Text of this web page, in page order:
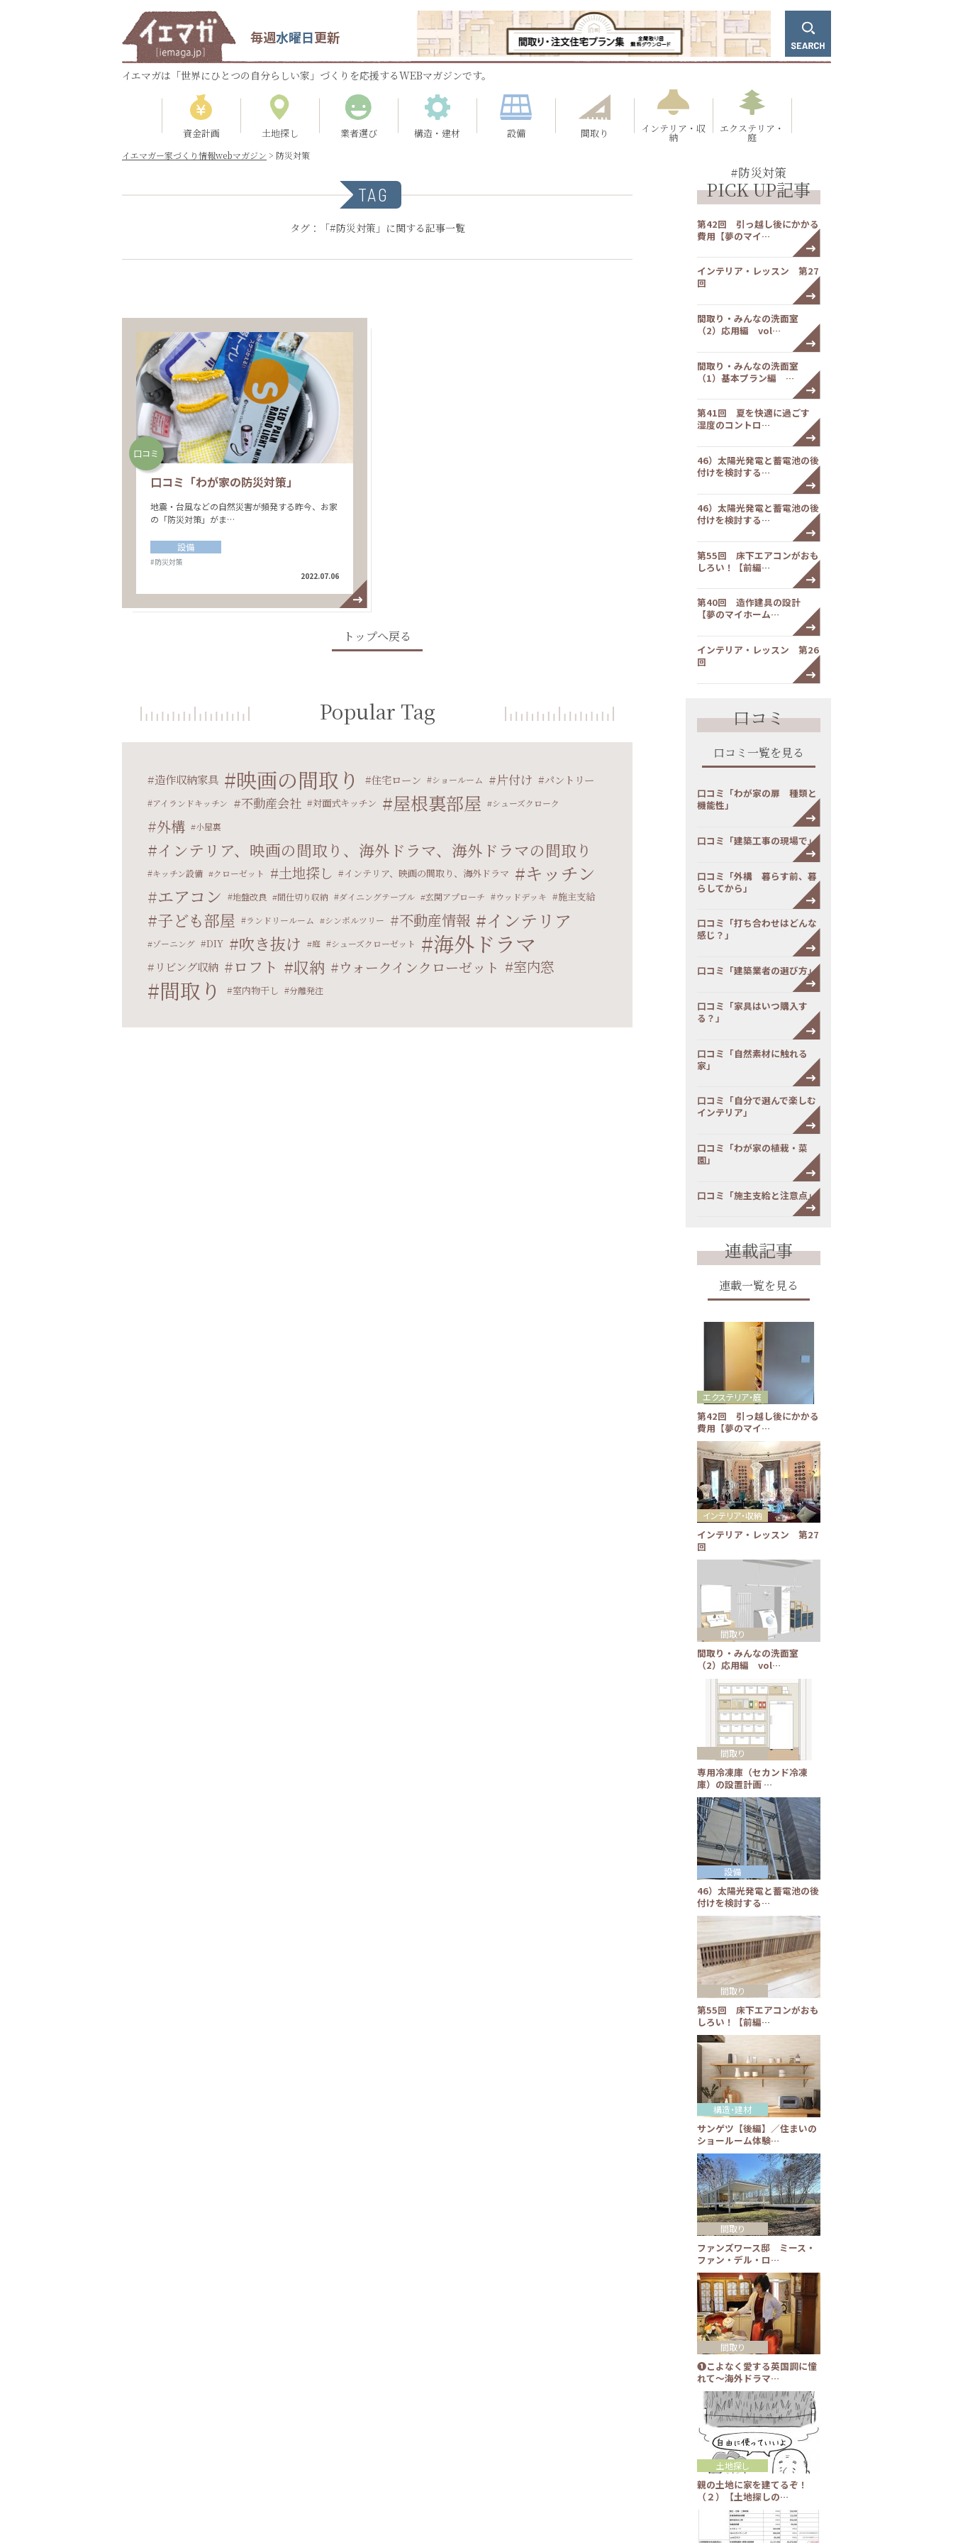
毎週水曜日更新
イエマガは「世界にひとつの自分らしい家」づくりを応援するWEBマガジンです。
資金計画 土地探し 業者選び 構造・建材 設備 間取り インテリア・収
納
エクステリア・
庭
イエマガー家づくり情報webマガジン > 防災対策
TAG
タグ：「#防災対策」に関する記事一覧
口コミ
口コミ「わが家の防災対策」
地震・台風などの自然災害が頻発する昨今、お家
の「防災対策」がま…
設備
#防災対策
2022.07.06
トップへ戻る
Popular Tag
造作収納家具 映画の間取り 住宅ローン ショールーム 片付け パントリー
アイランドキッチン 不動産会社 対面式キッチン 屋根裏部屋 シューズクローク
外構 小屋裏
インテリア、映画の間取り、海外ドラマ、海外ドラマの間取り
キッチン設備 クローゼット 土地探し インテリア、映画の間取り、海外ドラマ キッチン
エアコン 地盤改良 間仕切り収納 ダイニングテーブル 玄関アプローチ ウッドデッキ 施主支給
子ども部屋 ランドリールーム シンボルツリー 不動産情報 インテリア
ゾーニング DIY 吹き抜け 庭 シューズクローゼット 海外ドラマ
リビング収納 ロフト 収納 ウォークインクローゼット 室内窓
間取り 室内物干し 分離発注
#防災対策
PICK UP記事
第42回 引っ越し後にかかる
費用【夢のマイ…
インテリア・レッスン 第27
回
間取り・みんなの洗面室
（2）応用編 vol…
間取り・みんなの洗面室
（1）基本プラン編 …
第41回 夏を快適に過ごす
湿度のコントロ…
46）太陽光発電と蓄電池の後
付けを検討する…
46）太陽光発電と蓄電池の後
付けを検討する…
第55回 床下エアコンがおも
しろい！【前編…
第40回 造作建具の設計
【夢のマイホーム…
インテリア・レッスン 第26
回
口コミ
口コミ一覧を見る
口コミ「わが家の扉 種類と
機能性」
口コミ「建築工事の現場で」
口コミ「外構 暮らす前、暮
らしてから」
口コミ「打ち合わせはどんな
感じ？」
口コミ「建築業者の選び方」
口コミ「家具はいつ購入す
る？」
口コミ「自然素材に触れる
家」
口コミ「自分で選んで楽しむ
インテリア」
口コミ「わが家の植栽・菜
園」
口コミ「施主支給と注意点」
連載記事
連載一覧を見る
第42回 引っ越し後にかかる
費用【夢のマイ…
エクステリア・庭
インテリア・レッスン 第27
回
インテリア・収納
間取り・みんなの洗面室
（2）応用編 vol…
間取り
専用冷凍庫（セカンド冷凍
庫）の設置計画 …
間取り
46）太陽光発電と蓄電池の後
付けを検討する…
設備
第55回 床下エアコンがおも
しろい！【前編…
間取り
サンゲツ【後編】／住まいの
ショールーム体験…
構造・建材
ファンズワース邸 ミース・
ファン・デル・ロ…
間取り
❶こよなく愛する英国調に憧
れて～海外ドラマ…
間取り
親の土地に家を建てるぞ！
（２）【土地探しの…
土地探し